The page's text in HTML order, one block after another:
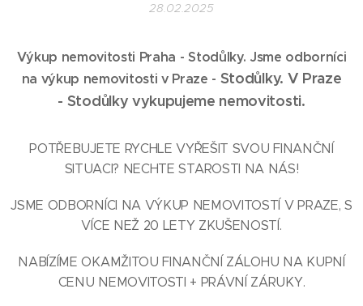
28.02.2025
Výkup nemovitosti Praha - Stodůlky. Jsme odborníci
na výkup nemovitosti v Praze - Stodůlky. V Praze
- Stodůlky vykupujeme nemovitosti.
POTŘEBUJETE RYCHLE VYŘEŠIT SVOU FINANČNÍ
SITUACI? NECHTE STAROSTI NA NÁS!
JSME ODBORNÍCI NA VÝKUP NEMOVITOSTÍ V PRAZE, S
VÍCE NEŽ 20 LETY ZKUŠENOSTÍ.
NABÍZÍME OKAMŽITOU FINANČNÍ ZÁLOHU NA KUPNÍ
CENU NEMOVITOSTI + PRÁVNÍ ZÁRUKY.